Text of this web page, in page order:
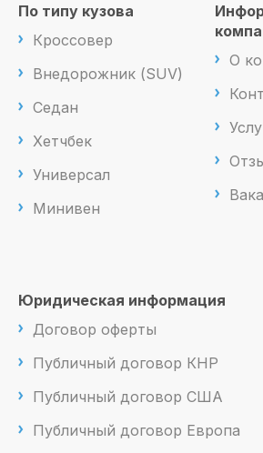
По типу кузова
Кроссовер
Внедорожник (SUV)
Седан
Хетчбек
Универсал
Минивен
О
Юридическая информация
Договор оферты
Публичный договор КНР
Публичный договор США
Публичный договор Европа